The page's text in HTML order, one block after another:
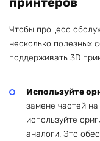
Чтобы процесс
несколько полезных
поддерживать 3D
Используйте
замене частей
используйте
аналоги. Это